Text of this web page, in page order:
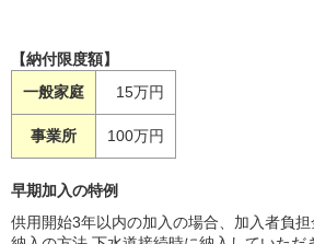
一般家庭 15万円
事業所 100万円
【納付限度額】
早期加入の特例
供用開始3年以内の加入の場合、加入者負担